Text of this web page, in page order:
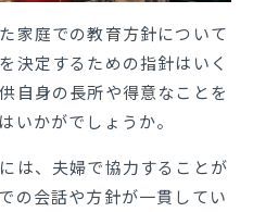
家庭での教育方針について
決定するための指針はいく
自身の長所や得意なことを
いかがでしょうか。
は、夫婦で協力することが
の会話や方針が一貫してい